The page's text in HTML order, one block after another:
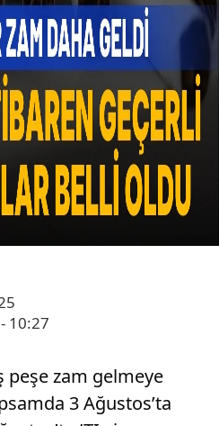
10:27
peşe zam gelmeye
3 Ağustos’ta